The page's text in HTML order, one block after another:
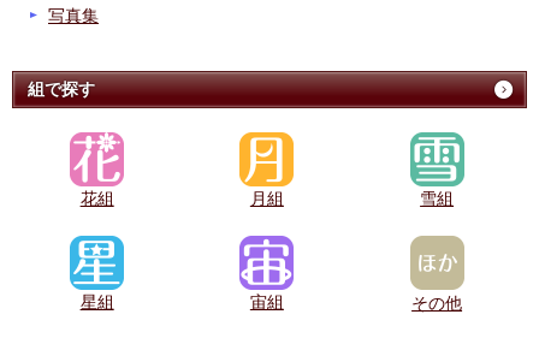
写真集
組で探す
花組 月組 雪組
星組 宙組 その他